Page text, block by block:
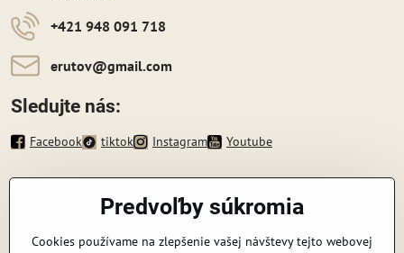
+421 948 091 718
erutov​@gmail​.com
Sledujte nás:
Facebook tiktok Instagram Youtube
Zavoláme vám späť
Predvoľby súkromia
Cookies používame na zlepšenie vašej návštevy tejto webovej